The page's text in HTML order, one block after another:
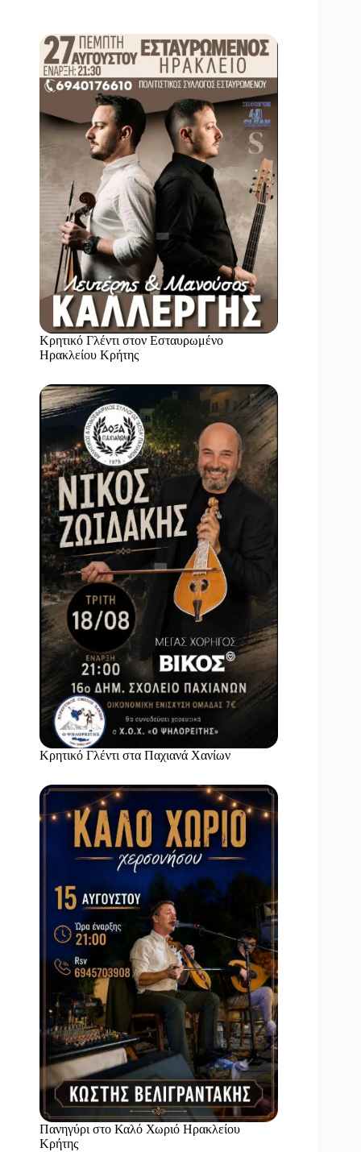
Κρητικό Γλέντι στον Εσταυρωμένο
Ηρακλείου Κρήτης
Κρητικό Γλέντι στα Παχιανά Χανίων
Πανηγύρι στο Καλό Χωριό Ηρακλείου
Κρήτης